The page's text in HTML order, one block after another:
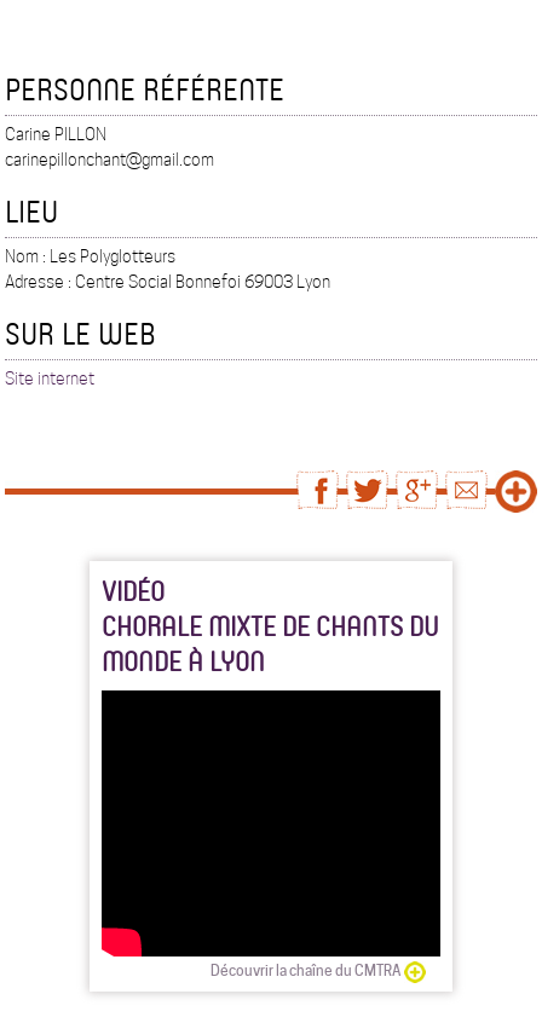
PERSONNE RÉFÉRENTE
Carine PILLON
carinepillonchant@gmail.com
LIEU
Nom : Les Polyglotteurs
Adresse : Centre Social Bonnefoi 69003 Lyon
SUR LE WEB
Site internet
VIDÉO
CHORALE MIXTE DE CHANTS DU
MONDE À LYON
Découvrir la chaîne du CMTRA